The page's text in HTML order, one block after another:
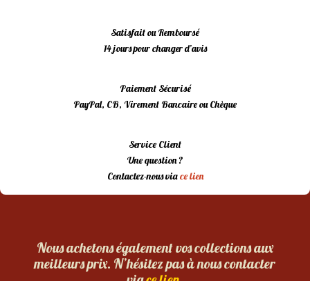
Satisfait ou Remboursé
14 jours pour changer d’avis
Paiement Sécurisé
PayPal, CB, Virement Bancaire ou Chèque
Service Client
Une question ?
Contactez-nous viace lien
Nous achetons également vos collections aux
meilleurs prix. N’hésitez pas à nous contacter